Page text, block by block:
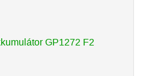
GP1272 F2